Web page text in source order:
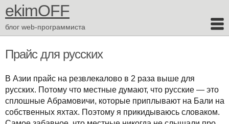
ekimOFF
блог web-программиста
Прайс для русских
В Азии прайс на резвлекалово в 2 раза выше для
русских. Потому что местные думают, что русские — это
сплошные Абрамовичи, которые приплывают на Бали на
собственных яхтах. Поэтому я прикидываюсь словаком.